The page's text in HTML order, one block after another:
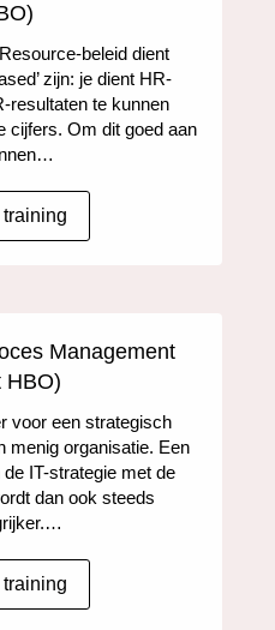
beleid dient
zijn: je dient HR-
resultaten te kunnen
cijfers. Om dit goed aan
Management
HBO)
voor een strategisch
menig organisatie. Een
IT-strategie met de
dan ook steeds